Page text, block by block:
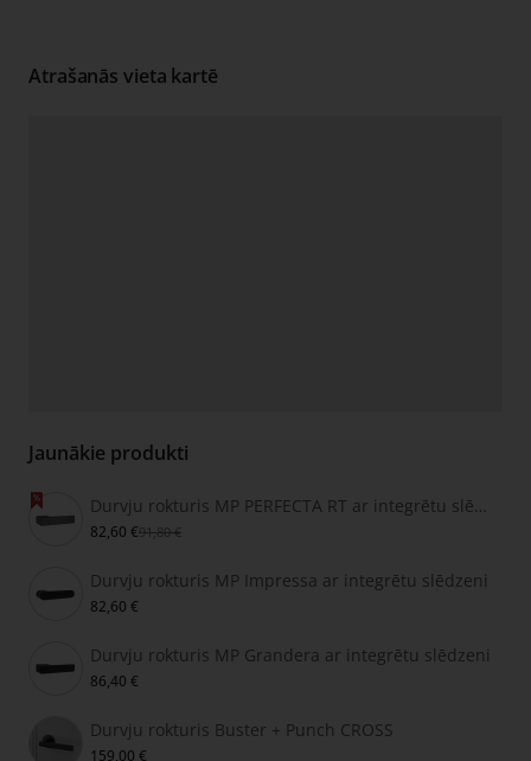
Atrašanās vieta kartē
Jaunākie produkti
Durvju rokturis MP PERFECTA RT ar integrētu slēdzeni
82,60 €91,80 €
Durvju rokturis MP Impressa ar integrētu slēdzeni
82,60 €
Durvju rokturis MP Grandera ar integrētu slēdzeni
86,40 €
Durvju rokturis Buster + Punch CROSS
159,00 €